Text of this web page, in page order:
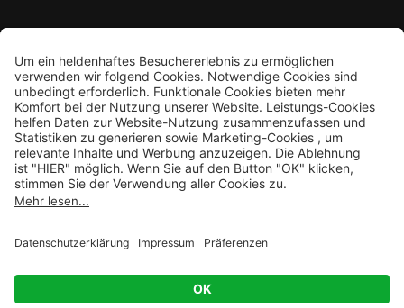
Mail dem Helden
© 2026 Kennzeichenheld.de
Bestellung widerrufen